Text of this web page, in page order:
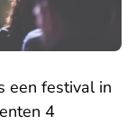
een festival in
4